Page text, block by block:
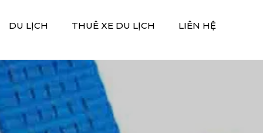
DU LỊCH THUÊ XE DU LỊCH LIÊN HỆ